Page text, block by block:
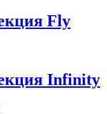
Fly
Infinity